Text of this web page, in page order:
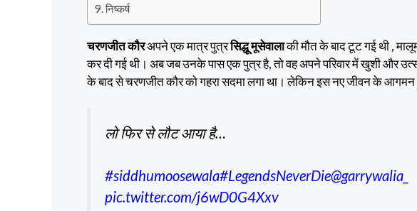
निष्कर्ष
चरणजीत कौरअपने एक मात्र पुत्रसिद्धू मूसेवालाकी मौत के बाद टूट गई थी ,
कर दी गई थी। अब जब उनके पास एक पुत्र है, तो वह अपने परिवार में खुशी और
के बाद से चरणजीत कौर को गहरा सदमा लगा था। लेकिन इस नए जीवन के
लो फिर से लौट आया है…
#siddhumoosewala#LegendsNeverDie@garrywalia_
pic.twitter.com/j6wD0G4Xxv